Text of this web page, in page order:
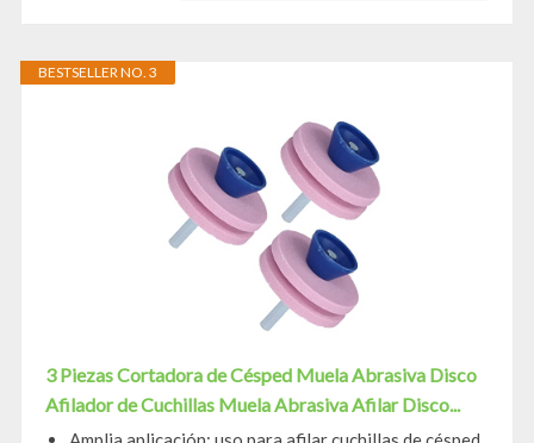
BESTSELLER NO. 3
3 Piezas Cortadora de Césped Muela Abrasiva Disco
Afilador de Cuchillas Muela Abrasiva Afilar Disco...